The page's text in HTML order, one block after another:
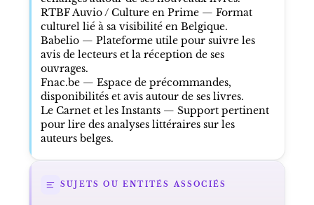
RTBF Auvio / Culture en Prime — Format
culturel lié à sa visibilité en Belgique.
Babelio — Plateforme utile pour suivre les
avis de lecteurs et la réception de ses
ouvrages.
Fnac.be — Espace de précommandes,
disponibilités et avis autour de ses livres.
Le Carnet et les Instants — Support pertinent
pour lire des analyses littéraires sur les
auteurs belges.
SUJETS OU ENTITÉS ASSOCIÉS